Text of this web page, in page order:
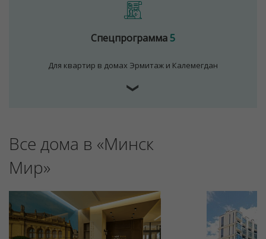
Спецпрограмма5
Для квартир в домах Эрмитаж и Калемегдан
❯
Все дома в «Минск
Мир»
Для обеспечения удобства пользователей сайта
используются cookies
Отклонить